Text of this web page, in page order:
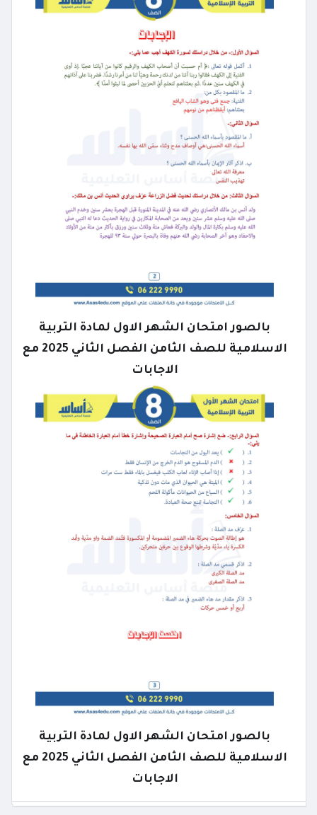
بالصور امتحان الشهر الاول لمادة التربية
الاسلامية للصف الثامن الفصل الثاني 2025 مع
الاجابات
بالصور امتحان الشهر الاول لمادة التربية
الاسلامية للصف الثامن الفصل الثاني 2025 مع
الاجابات